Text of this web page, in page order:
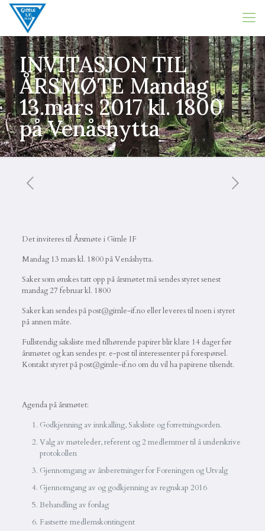
INVITASJON TIL
ÅRSMØTE Mandag
13.mars 2017 kl. 1800
på Venåshytta
Det inviteres til Årsmøte i Gimle IF
Mandag 13 mars kl. 1800 på Venåshytta.
Saker som ønskes tatt opp på årsmøtet må sendes styret senest
mandag 27 februar kl. 1800
Saker kan sendes på post@gimle-if.no eller leveres til noen i styret
på annen måte.
Fullstendig saksliste med tilhørende papirer blir klare 14 dager før
årsmøtet og kan sendes pr. e-post til interessenter på forespørsel.
Kontakt styret på post@gimle-if.no om du vil ha papirene tilsendt.
Agenda på årsmøtet:
Godkjenning av innkalling, Saksliste og forretningsorden.
Valg av møteleder, referent og 2 medlemmer til å underskrive
protokollen
Gjennomgang av årsberetninger for Foreningen og Utvalg
Gjennomgang av og godkjenning av regnskap 2016
Behandling av forslag
Fastsette medlemskontingent